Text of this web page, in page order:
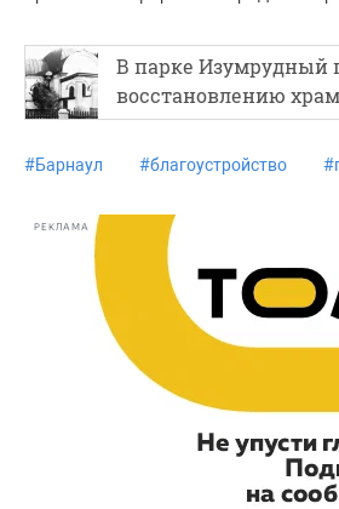
В парке Изумрудный
восстановлению
#Барнаул #благоустройство #
РЕКЛАМА